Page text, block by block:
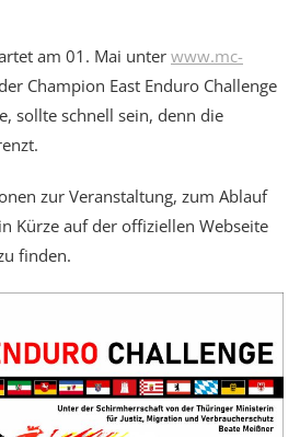
am 01. Mai unter www.mc-
Champion East Enduro Challenge
sollte schnell sein, denn die
zur Veranstaltung, zum Ablauf
Kürze auf der offiziellen Webseite
finden.